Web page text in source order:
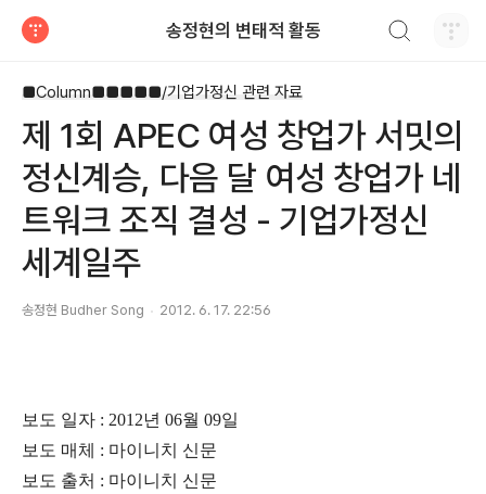
송정현의 변태적 활동
■Column■■■■■/기업가정신 관련 자료
제 1회 APEC 여성 창업가 서밋의
정신계승, 다음 달 여성 창업가 네
트워크 조직 결성 - 기업가정신
세계일주
송정현 Budher Song 2012. 6. 17. 22:56
보도 일자 : 2012년 06월 09일
보도 매체 : 마이니치 신문
보도 출처 : 마이니치 신문